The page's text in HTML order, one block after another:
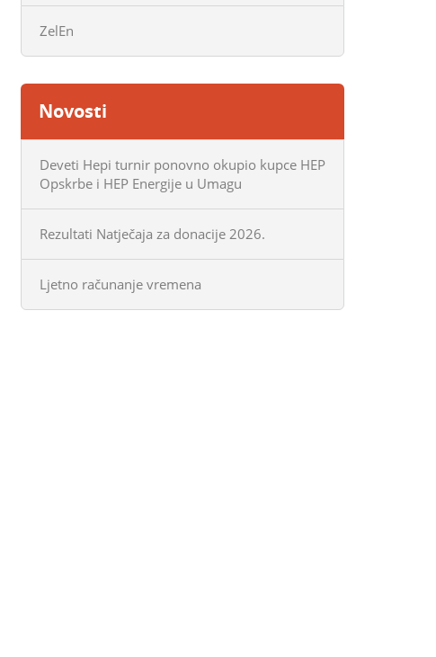
ZelEn
Novosti
Deveti Hepi turnir ponovno okupio kupce HEP
Opskrbe i HEP Energije u Umagu
Rezultati Natječaja za donacije 2026.
Ljetno računanje vremena